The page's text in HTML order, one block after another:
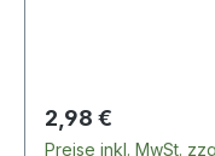
Regulärer Preis:
2,98 €
Preise inkl. MwSt.